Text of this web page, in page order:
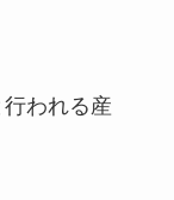
われる産